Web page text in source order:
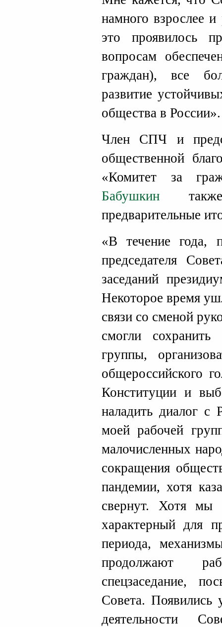
намного взрослее и
это проявилось
вопросам
граждан), все
развитие
общества в России».
Член СПЧ и
общественной
«Комитет за
Бабушкин также
предварительные
«В течение года,
председателя
заседаний
Некоторое время
связи со сменой
смогли
группы,
общероссийского
Конституции и
наладить диалог с
моей рабочей
малочисленных
сокращения
пандемии, хотя
свернут. Хотя
характерный для
периода,
продолжают
спецзаседание,
Совета. Появились
деятельности